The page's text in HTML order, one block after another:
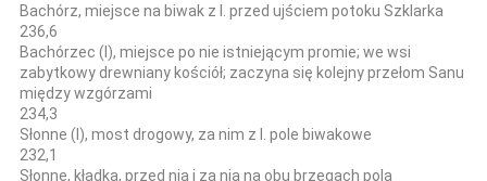
Bachórz, miejsce na biwak z l. przed ujściem potoku Szklarka
236,6
Bachórzec (l), miejsce po nie istniejącym promie; we wsi
zabytkowy drewniany kościół; zaczyna się kolejny przełom Sanu
między wzgórzami
234,3
Słonne (l), most drogowy, za nim z l. pole biwakowe
232,1
Słonne, kładka, przed nią i za nią na obu brzegach pola